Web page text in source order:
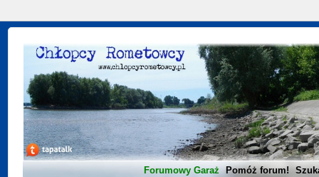
Forumowy Garaż Pomóż forum!